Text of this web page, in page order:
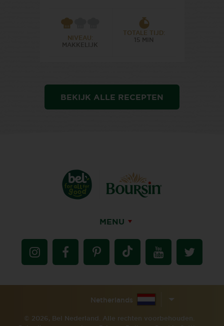
NIVEAU:
MAKKELIJK
TOTALE TIJD:
15 MIN
BEKIJK ALLE RECEPTEN
MENU
Netherlands
© 2026, Bel Nederland. Alle rechten voorbehouden.